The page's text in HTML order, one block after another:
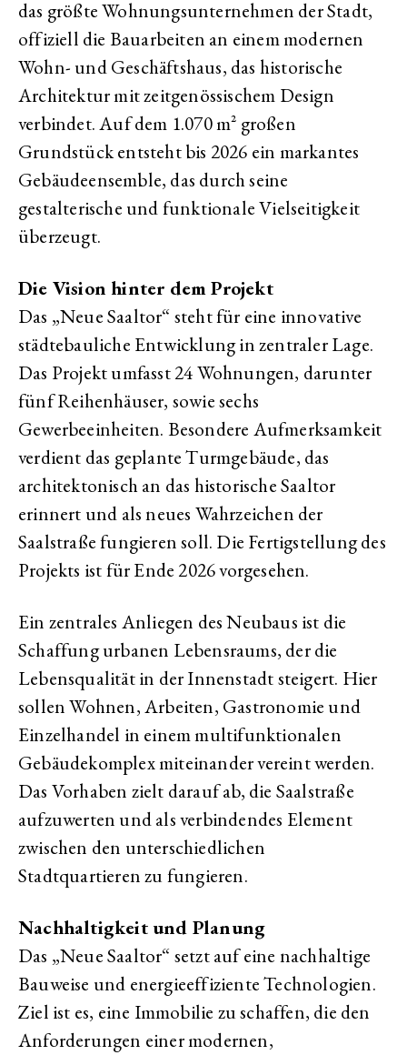
das größte Wohnungsunternehmen der Stadt,
offiziell die Bauarbeiten an einem modernen
Wohn- und Geschäftshaus, das historische
Architektur mit zeitgenössischem Design
verbindet. Auf dem 1.070 m² großen
Grundstück entsteht bis 2026 ein markantes
Gebäudeensemble, das durch seine
gestalterische und funktionale Vielseitigkeit
überzeugt.
Die Vision hinter dem Projekt
Das „Neue Saaltor“ steht für eine innovative
städtebauliche Entwicklung in zentraler Lage.
Das Projekt umfasst 24 Wohnungen, darunter
fünf Reihenhäuser, sowie sechs
Gewerbeeinheiten. Besondere Aufmerksamkeit
verdient das geplante Turmgebäude, das
architektonisch an das historische Saaltor
erinnert und als neues Wahrzeichen der
Saalstraße fungieren soll. Die Fertigstellung des
Projekts ist für Ende 2026 vorgesehen.
Ein zentrales Anliegen des Neubaus ist die
Schaffung urbanen Lebensraums, der die
Lebensqualität in der Innenstadt steigert. Hier
sollen Wohnen, Arbeiten, Gastronomie und
Einzelhandel in einem multifunktionalen
Gebäudekomplex miteinander vereint werden.
Das Vorhaben zielt darauf ab, die Saalstraße
aufzuwerten und als verbindendes Element
zwischen den unterschiedlichen
Stadtquartieren zu fungieren.
Nachhaltigkeit und Planung
Das „Neue Saaltor“ setzt auf eine nachhaltige
Bauweise und energieeffiziente Technologien.
Ziel ist es, eine Immobilie zu schaffen, die den
Anforderungen einer modernen,